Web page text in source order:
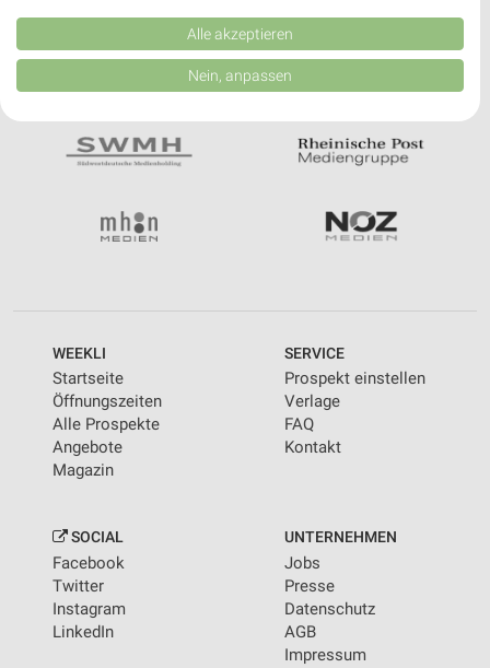
Kostenlos im App Store erhältlich
WEEKLI
Startseite
Öffnungszeiten
Alle Prospekte
Angebote
Magazin
SERVICE
Prospekt einstellen
Verlage
FAQ
Kontakt
SOCIAL
Facebook
Twitter
Instagram
LinkedIn
UNTERNEHMEN
Jobs
Presse
Datenschutz
AGB
Impressum
Kombinationen von Daten aus verschiedenen Quellen. Entwicklung und
Verbesserung der Angebote. Verwendung reduzierter Daten zur Auswahl
von Inhalten.
Daten können außerhalb der Europäischen Union weitergegeben und in die
Website/App.
Partnerliste anzeigen (1 IAB-Anbieter)
IAB-Verarbeitungszwecke:
Speichern von oder Zugriff auf Informationen
Erstellung von Profilen für personalisierte
Werbung
Verwendung von Profilen zur Auswahl
personalisierter Werbung
Verwendung von Profilen zur Auswahl
personalisierter Inhalte
Messung der Werbeleistung
Alle akzeptieren
Nein, anpassen